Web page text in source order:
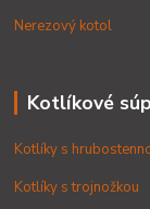
Nerezový kotol
Kotlíkové
Kotlíky s
Kotlíky s trojnožkou